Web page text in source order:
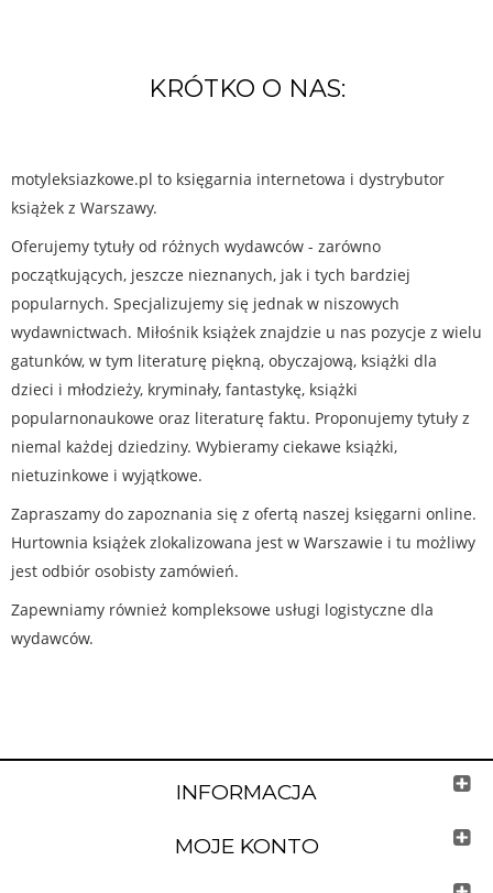
KRÓTKO O NAS:
motyleksiazkowe.pl to księgarnia internetowa i dystrybutor
książek z Warszawy.
Oferujemy tytuły od różnych wydawców - zarówno
początkujących, jeszcze nieznanych, jak i tych bardziej
popularnych. Specjalizujemy się jednak w niszowych
wydawnictwach. Miłośnik książek znajdzie u nas pozycje z wielu
gatunków, w tym literaturę piękną, obyczajową, książki dla
dzieci i młodzieży, kryminały, fantastykę, książki
popularnonaukowe oraz literaturę faktu. Proponujemy tytuły z
niemal każdej dziedziny. Wybieramy ciekawe książki,
nietuzinkowe i wyjątkowe.
Zapraszamy do zapoznania się z ofertą naszej księgarni online.
Hurtownia książek zlokalizowana jest w Warszawie i tu możliwy
jest odbiór osobisty zamówień.
Zapewniamy również kompleksowe usługi logistyczne dla
wydawców.
INFORMACJA
MOJE KONTO